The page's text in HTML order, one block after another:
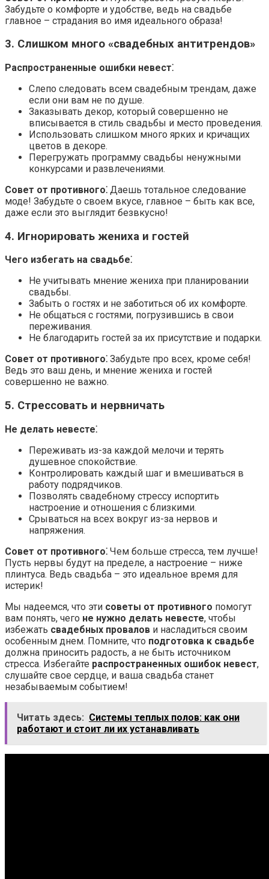
Забудьте о комфорте и удобстве, ведь на свадьбе
главное – страдания во имя идеального образа!
3. Слишком много «свадебных антитрендов»
Распространенные ошибки невест⁚
Слепо следовать всем свадебным трендам, даже
если они вам не по душе.
Заказывать декор, который совершенно не
вписывается в стиль свадьбы и место проведения.
Использовать слишком много ярких и кричащих
цветов в декоре.
Перегружать программу свадьбы ненужными
конкурсами и развлечениями.
Совет от противного⁚ Даешь тотальное следование
моде! Забудьте о своем вкусе, главное – быть как все,
даже если это выглядит безвкусно!
4. Игнорировать жениха и гостей
Чего избегать на свадьбе⁚
Не учитывать мнение жениха при планировании
свадьбы.
Забыть о гостях и не заботиться об их комфорте.
Не общаться с гостями, погрузившись в свои
переживания.
Не благодарить гостей за их присутствие и подарки.
Совет от противного⁚ Забудьте про всех, кроме себя!
Ведь это ваш день, и мнение жениха и гостей
совершенно не важно.
5. Стрессовать и нервничать
Не делать невесте⁚
Переживать из-за каждой мелочи и терять
душевное спокойствие.
Контролировать каждый шаг и вмешиваться в
работу подрядчиков.
Позволять свадебному стрессу испортить
настроение и отношения с близкими.
Срываться на всех вокруг из-за нервов и
напряжения.
Совет от противного⁚ Чем больше стресса, тем лучше!
Пусть нервы будут на пределе, а настроение – ниже
плинтуса. Ведь свадьба – это идеальное время для
истерик!
Мы надеемся, что эти советы от противного помогут
вам понять, чего не нужно делать невесте, чтобы
избежать свадебных провалов и насладиться своим
особенным днем. Помните, что подготовка к свадьбе
должна приносить радость, а не быть источником
стресса. Избегайте распространенных ошибок невест,
слушайте свое сердце, и ваша свадьба станет
незабываемым событием!
Читать здесь: Системы теплых полов: как они
работают и стоит ли их устанавливать